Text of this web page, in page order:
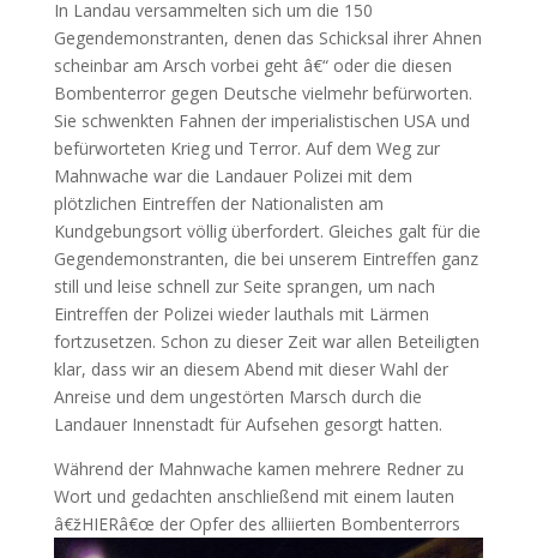
In Landau versammelten sich um die 150
Gegendemonstranten, denen das Schicksal ihrer Ahnen
scheinbar am Arsch vorbei geht â€“ oder die diesen
Bombenterror gegen Deutsche vielmehr befürworten.
Sie schwenkten Fahnen der imperialistischen USA und
befürworteten Krieg und Terror. Auf dem Weg zur
Mahnwache war die Landauer Polizei mit dem
plötzlichen Eintreffen der Nationalisten am
Kundgebungsort völlig überfordert. Gleiches galt für die
Gegendemonstranten, die bei unserem Eintreffen ganz
still und leise schnell zur Seite sprangen, um nach
Eintreffen der Polizei wieder lauthals mit Lärmen
fortzusetzen. Schon zu dieser Zeit war allen Beteiligten
klar, dass wir an diesem Abend mit dieser Wahl der
Anreise und dem ungestörten Marsch durch die
Landauer Innenstadt für Aufsehen gesorgt hatten.
Während der Mahnwache kamen mehrere Redner zu
Wort und gedachten anschließend mit einem lauten
â€žHIERâ€œ der Opfer des alliierten Bombenterrors